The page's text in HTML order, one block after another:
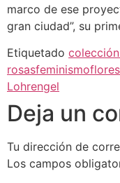
marco de ese
gran ciudad”, su
Etiquetado
rosasfeminismo
Lohrengel
Deja un
Tu dirección de
Los campos